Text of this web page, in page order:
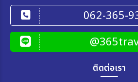
062-365-
ติดต่อเรา